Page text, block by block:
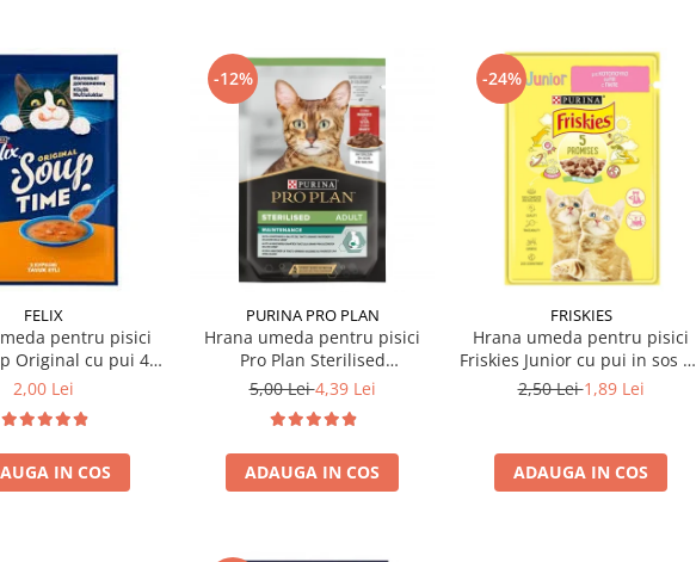
FELIX
pentru pisici
Original cu pui 48
gr
2,00 Lei
IN COS
-12%
PURINA PRO PLAN
Hrana umeda pentru pisici
Pro Plan Sterilised
Nutrisavour cu vita 85 gr
5,00 Lei4,39 Lei
ADAUGA IN COS
-24%
FRISKIES
Hrana umeda pentru pisici
Friskies Junior cu pui in sos 85
gr
2,50 Lei1,89 Lei
ADAUGA IN COS